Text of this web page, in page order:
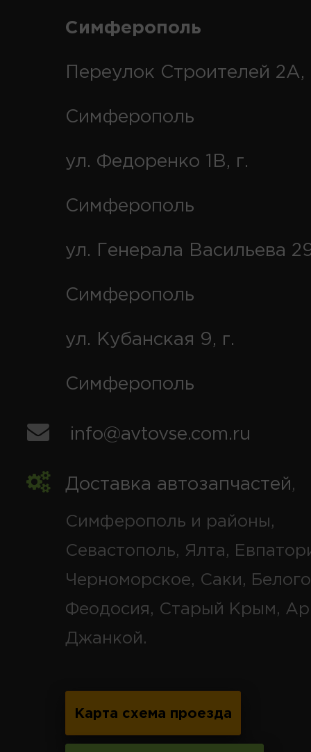
Симферополь
Переулок Строителей 2А,
Симферополь
ул. Федоренко 1В, г.
Симферополь
ул. Генерала Васильева
Симферополь
ул. Кубанская 9, г.
Симферополь
info@avtovse.com.ru
Доставка автозапчастей,
Симферополь и районы,
Севастополь, Ялта,
Черноморское, Саки,
Феодосия, Старый Крым,
Джанкой.
Карта схема проезда